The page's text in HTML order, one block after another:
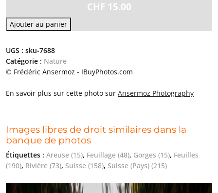
CHF 15.00
Ajouter au panier
UGS : sku-7688
Catégorie : Nature
© Frédéric Ansermoz - IBuyPhotos.com
En savoir plus sur cette photo sur Ansermoz Photography
Images libres de droit similaires dans la
banque de photos
Étiquettes : Areuse (15), Feuillage (48), Gorges (15), Feuilles
(190), Rivière (73), Suisse (158), Suisse (Pays) (215)